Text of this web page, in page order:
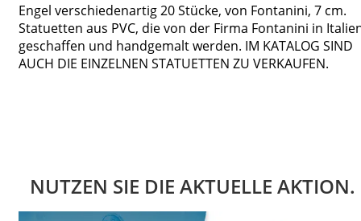
Engel verschiedenartig 20 Stücke, von Fontanini, 7 cm.
Statuetten aus PVC, die von der Firma Fontanini in
geschaffen und handgemalt werden. IM KATALOG SIND
AUCH DIE EINZELNEN STATUETTEN ZU VERKAUFEN.
NUTZEN SIE DIE AKTUELLE AKTION.